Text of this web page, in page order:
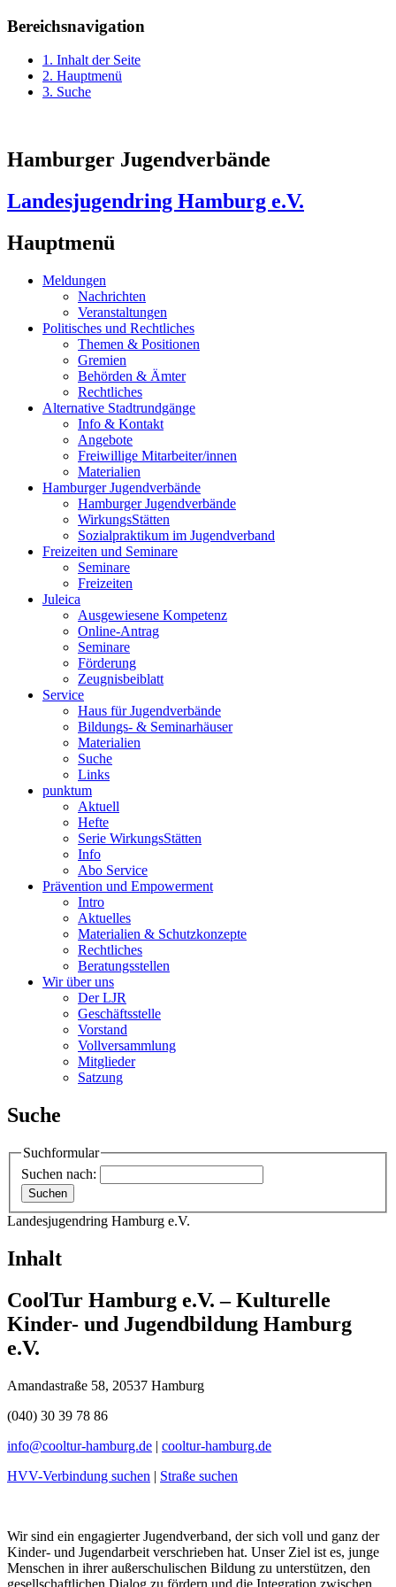
Bereichsnavigation
1. Inhalt der Seite
2. Hauptmenü
3. Suche
Hamburger Jugendverbände
Landesjugendring Hamburg e.V.
Hauptmenü
Meldungen
Nachrichten
Veranstaltungen
Politisches und Rechtliches
Themen & Positionen
Gremien
Behörden & Ämter
Rechtliches
Alternative Stadtrundgänge
Info & Kontakt
Angebote
Freiwillige Mitarbeiter/innen
Materialien
Hamburger Jugendverbände
Hamburger Jugendverbände
WirkungsStätten
Sozialpraktikum im Jugendverband
Freizeiten und Seminare
Seminare
Freizeiten
Juleica
Ausgewiesene Kompetenz
Online-Antrag
Seminare
Förderung
Zeugnisbeiblatt
Service
Haus für Jugendverbände
Bildungs- & Seminarhäuser
Materialien
Suche
Links
punktum
Aktuell
Hefte
Serie WirkungsStätten
Info
Abo Service
Prävention und Empowerment
Intro
Aktuelles
Materialien & Schutzkonzepte
Rechtliches
Beratungsstellen
Wir über uns
Der LJR
Geschäftsstelle
Vorstand
Vollversammlung
Mitglieder
Satzung
Suche
Suchformular
Suchen nach:
Landesjugendring Hamburg e.V.
Inhalt
CoolTur Hamburg e.V. – Kulturelle
Kinder- und Jugendbildung Hamburg
e.V.
Amandastraße 58, 20537 Hamburg
(040) 30 39 78 86
info@cooltur-hamburg.de | cooltur-hamburg.de
HVV-Verbindung suchen | Straße suchen
Wir sind ein engagierter Jugendverband, der sich voll und ganz der
Kinder- und Jugendarbeit verschrieben hat. Unser Ziel ist es, junge
Menschen in ihrer außerschulischen Bildung zu unterstützen, den